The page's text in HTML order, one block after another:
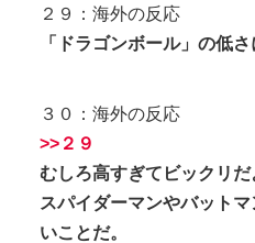
２９：海外の反応
「ドラゴンボール」の低さ
３０：海外の反応
>>２９
むしろ高すぎてビックリだ
スパイダーマンやバット
いことだ。